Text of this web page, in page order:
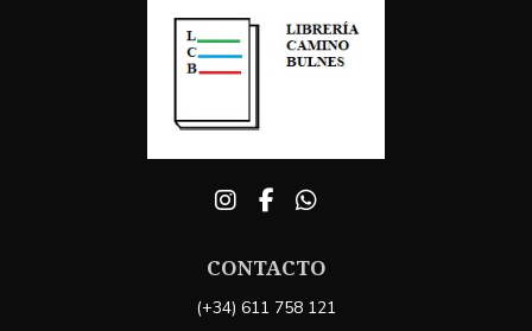
CONTACTO
(+34) 611 758 121